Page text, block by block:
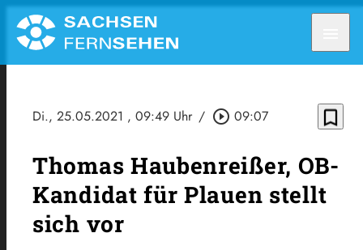
Di., 25.05.2021 , 09:49 Uhr / play_circle_outline 09:07 bookmark_border
Thomas Haubenreißer, OB-
Kandidat für Plauen stellt
sich vor